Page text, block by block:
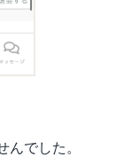
でした。